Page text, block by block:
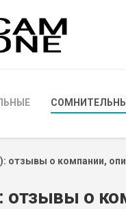
отзывы о компании,
отзывы о